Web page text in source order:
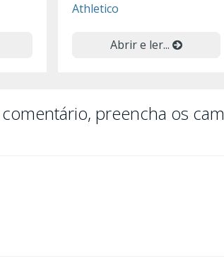
Athletico
Abrir e ler...
preencha os